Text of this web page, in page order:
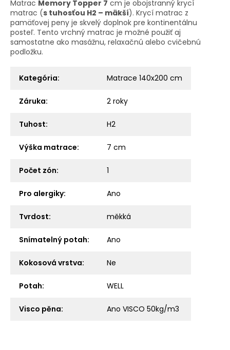
Matrac Memory Topper 7 cm je obojstranný krycí
matrac (s tuhosťou H2 – mäkší). Krycí matrac z
pamäťovej peny je skvelý doplnok pre kontinentálnu
posteľ. Tento vrchný matrac je možné použiť aj
samostatne ako masážnu, relaxačnú alebo cvičebnú
podložku.
Kategória: Matrace 140x200 cm
Záruka: 2 roky
Tuhost: H2
Výška matrace: 7 cm
Počet zón: 1
Pro alergiky: Ano
Tvrdost: měkká
Snímatelný potah: Ano
Kokosová vrstva: Ne
Potah: WELL
Visco pěna: Ano VISCO 50kg/m3